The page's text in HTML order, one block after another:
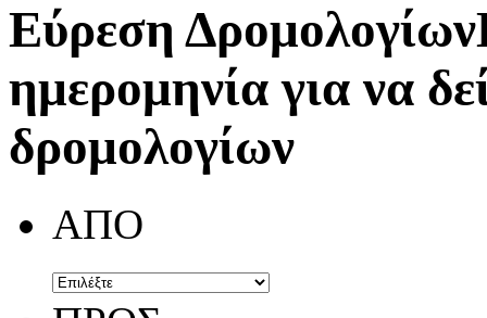
Εύρεση Δρομολογίων
ημερομηνία για να
δρομολογίων
ΑΠΟ